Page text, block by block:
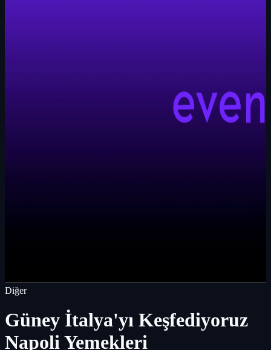
Diğer
Güney İtalya'yı Keşfediyoruz
Napoli Yemekleri